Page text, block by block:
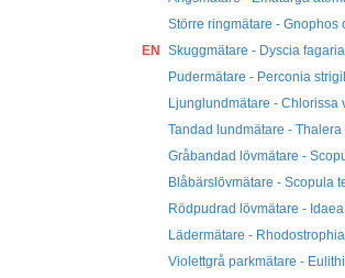
Större ringmätare - Gnophos
EN Skuggmätare - Dyscia fagaria
Pudermätare - Perconia
Ljunglundmätare - Chlorissa
Tandad lundmätare -
Gråbandad lövmätare -
Blåbärslövmätare - Scopula
Rödpudrad lövmätare -
Lädermätare -
Violettgrå parkmätare -